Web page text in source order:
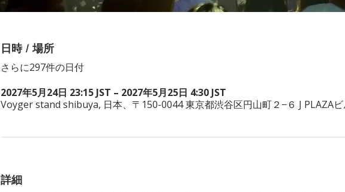
日時 / 場所
さらに297件の日付
2027年5月24日 23:15 JST – 2027年5月25日 4:30 JST
Voyger stand shibuya, 日本、〒150-0044 東京都渋谷区円山町２−６ J PLAZAビ
詳細